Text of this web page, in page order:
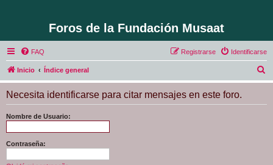
Foros de la Fundación Musaat
FAQ Identificarse
Registrarse
Inicio Índice general
u
Necesita identificarse para citar mensajes en este foro.
Nombre de Usuario:
Contraseña: